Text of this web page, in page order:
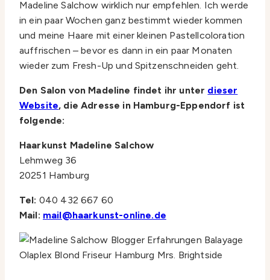
Madeline Salchow wirklich nur empfehlen. Ich werde
in ein paar Wochen ganz bestimmt wieder kommen
und meine Haare mit einer kleinen Pastellcoloration
auffrischen – bevor es dann in ein paar Monaten
wieder zum Fresh-Up und Spitzenschneiden geht.
Den Salon von Madeline findet ihr unter dieser
Website, die Adresse in Hamburg-Eppendorf ist
folgende:
Haarkunst Madeline Salchow
Lehmweg 36
20251 Hamburg
Tel: 040 432 667 60
Mail: mail@haarkunst-online.de